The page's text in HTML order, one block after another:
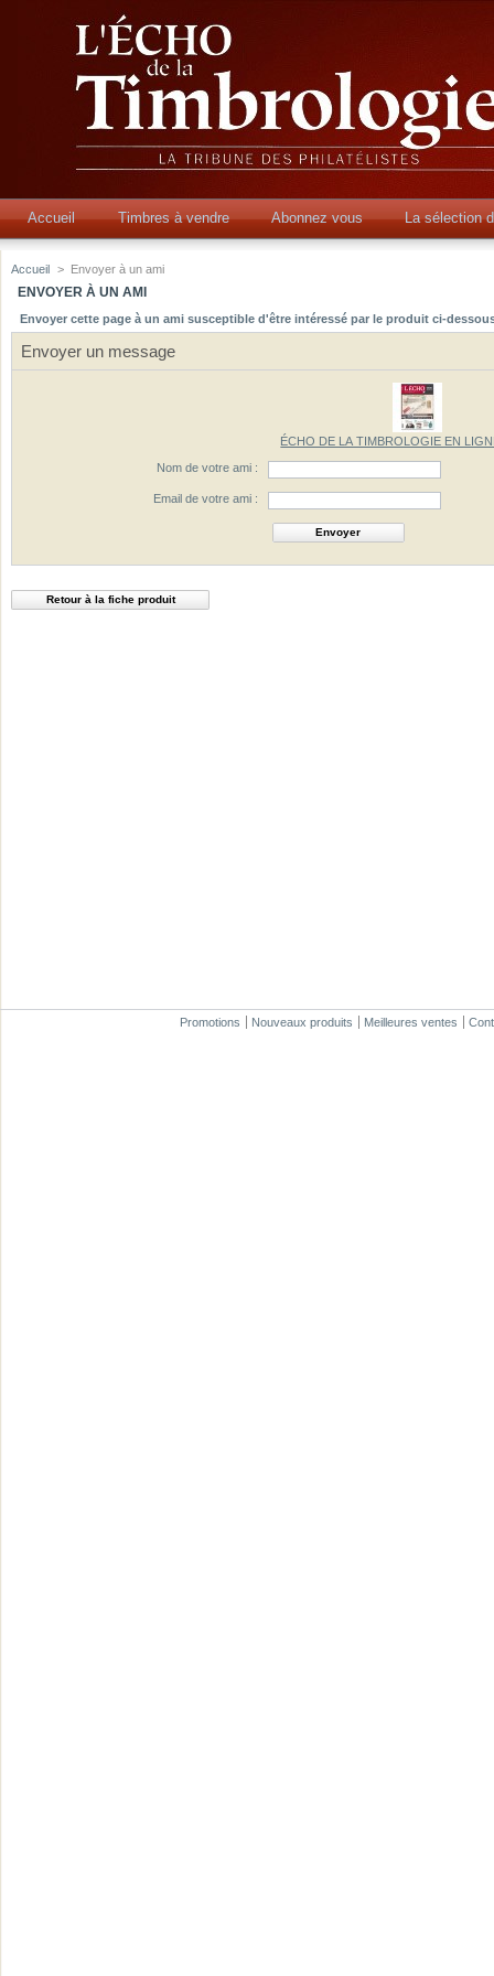
Accueil Timbres à vendre Abonnez vous La sélection
Accueil > Envoyer à un ami
ENVOYER À UN AMI
Envoyer cette page à un ami susceptible d'être intéressé par le produit ci-
Envoyer un message
ÉCHO DE LA TIMBROLOGIE EN
Nom de votre ami :
Email de votre ami :
Retour à la fiche produit
Promotions Nouveaux produits Meilleures ventes